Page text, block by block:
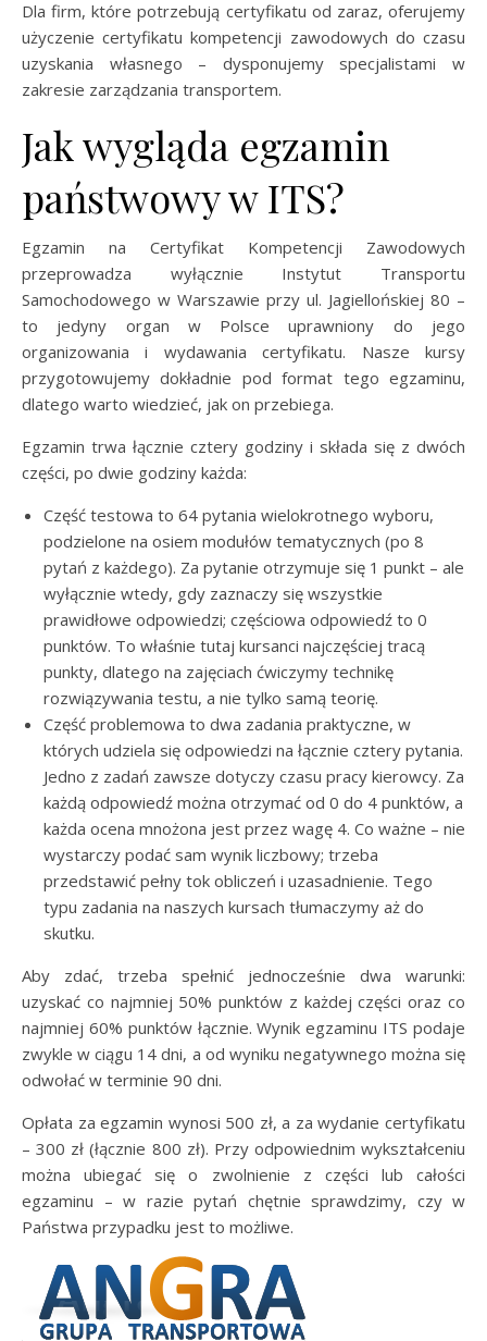
Dla firm, które potrzebują certyfikatu od zaraz, oferujemy
użyczenie certyfikatu kompetencji zawodowych do czasu
uzyskania własnego – dysponujemy specjalistami w
zakresie zarządzania transportem.
Jak wygląda egzamin
państwowy w ITS?
Egzamin na Certyfikat Kompetencji Zawodowych
przeprowadza wyłącznie Instytut Transportu
Samochodowego w Warszawie przy ul. Jagiellońskiej 80 –
to jedyny organ w Polsce uprawniony do jego
organizowania i wydawania certyfikatu. Nasze kursy
przygotowujemy dokładnie pod format tego egzaminu,
dlatego warto wiedzieć, jak on przebiega.
Egzamin trwa łącznie cztery godziny i składa się z dwóch
części, po dwie godziny każda:
Część testowa to 64 pytania wielokrotnego wyboru,
podzielone na osiem modułów tematycznych (po 8
pytań z każdego). Za pytanie otrzymuje się 1 punkt – ale
wyłącznie wtedy, gdy zaznaczy się wszystkie
prawidłowe odpowiedzi; częściowa odpowiedź to 0
punktów. To właśnie tutaj kursanci najczęściej tracą
punkty, dlatego na zajęciach ćwiczymy technikę
rozwiązywania testu, a nie tylko samą teorię.
Część problemowa to dwa zadania praktyczne, w
których udziela się odpowiedzi na łącznie cztery pytania.
Jedno z zadań zawsze dotyczy czasu pracy kierowcy. Za
każdą odpowiedź można otrzymać od 0 do 4 punktów, a
każda ocena mnożona jest przez wagę 4. Co ważne – nie
wystarczy podać sam wynik liczbowy; trzeba
przedstawić pełny tok obliczeń i uzasadnienie. Tego
typu zadania na naszych kursach tłumaczymy aż do
skutku.
Aby zdać, trzeba spełnić jednocześnie dwa warunki:
uzyskać co najmniej 50% punktów z każdej części oraz co
najmniej 60% punktów łącznie. Wynik egzaminu ITS podaje
zwykle w ciągu 14 dni, a od wyniku negatywnego można się
odwołać w terminie 90 dni.
Opłata za egzamin wynosi 500 zł, a za wydanie certyfikatu
– 300 zł (łącznie 800 zł). Przy odpowiednim wykształceniu
można ubiegać się o zwolnienie z części lub całości
egzaminu – w razie pytań chętnie sprawdzimy, czy w
Państwa przypadku jest to możliwe.